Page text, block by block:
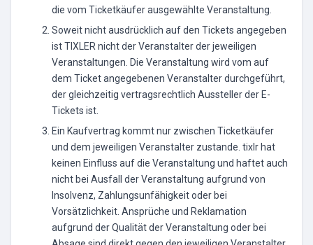
die vom Ticketkäufer ausgewählte Veranstaltung.
Soweit nicht ausdrücklich auf den Tickets angegeben
ist TIXLER nicht der Veranstalter der jeweiligen
Veranstaltungen. Die Veranstaltung wird vom auf
dem Ticket angegebenen Veranstalter durchgeführt,
der gleichzeitig vertragsrechtlich Aussteller der E-
Tickets ist.
Ein Kaufvertrag kommt nur zwischen Ticketkäufer
und dem jeweiligen Veranstalter zustande. tixlr hat
keinen Einfluss auf die Veranstaltung und haftet auch
nicht bei Ausfall der Veranstaltung aufgrund von
Insolvenz, Zahlungsunfähigkeit oder bei
Vorsätzlichkeit. Ansprüche und Reklamation
aufgrund der Qualität der Veranstaltung oder bei